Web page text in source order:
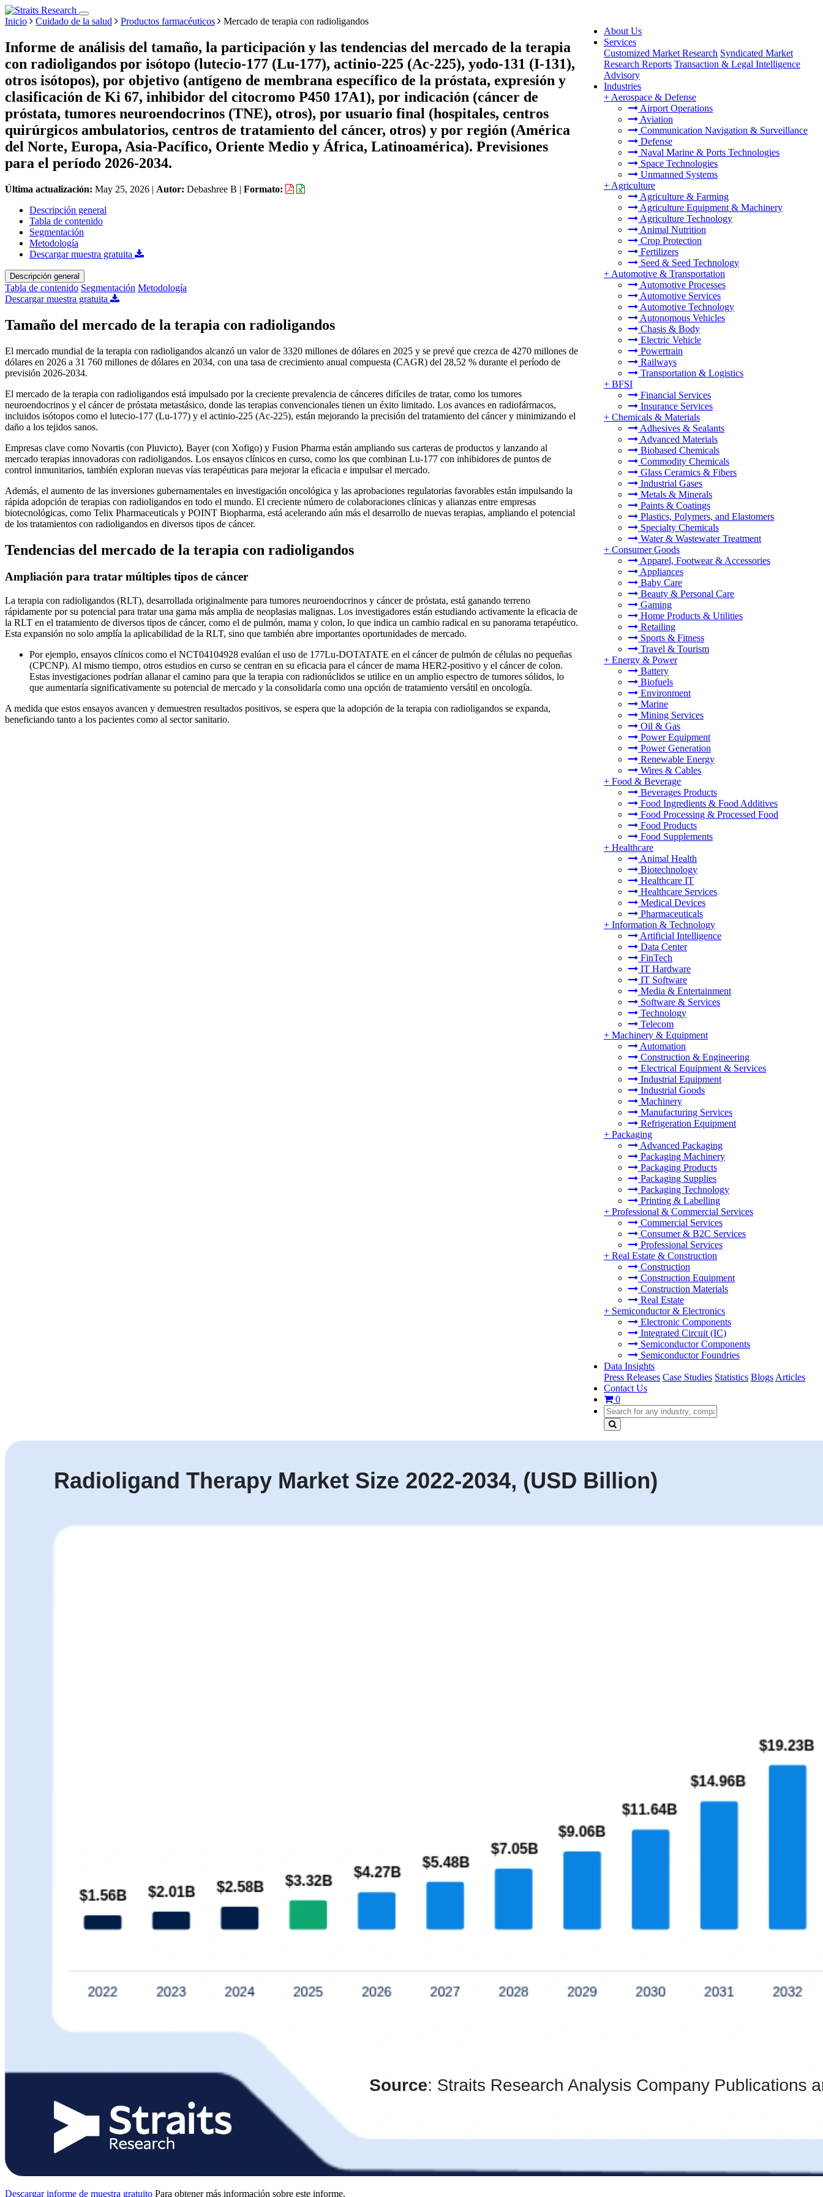
About Us
Services
Customized Market Research Syndicated Market
Research Reports Transaction & Legal Intelligence
Advisory
Industries
+ Aerospace & Defense
Airport Operations
Aviation
Communication Navigation & Surveillance
Defense
Naval Marine & Ports Technologies
Space Technologies
Unmanned Systems
+ Agriculture
Agriculture & Farming
Agriculture Equipment & Machinery
Agriculture Technology
Animal Nutrition
Crop Protection
Fertilizers
Seed & Seed Technology
+ Automotive & Transportation
Automotive Processes
Automotive Services
Automotive Technology
Autonomous Vehicles
Chasis & Body
Electric Vehicle
Powertrain
Railways
Transportation & Logistics
+ BFSI
Financial Services
Insurance Services
+ Chemicals & Materials
Adhesives & Sealants
Advanced Materials
Biobased Chemicals
Commodity Chemicals
Glass Ceramics & Fibers
Industrial Gases
Metals & Minerals
Paints & Coatings
Plastics, Polymers, and Elastomers
Specialty Chemicals
Water & Wastewater Treatment
+ Consumer Goods
Apparel, Footwear & Accessories
Appliances
Baby Care
Beauty & Personal Care
Gaming
Home Products & Utilities
Retailing
Sports & Fitness
Travel & Tourism
+ Energy & Power
Battery
Biofuels
Environment
Marine
Mining Services
Oil & Gas
Power Equipment
Power Generation
Renewable Energy
Wires & Cables
+ Food & Beverage
Beverages Products
Food Ingredients & Food Additives
Food Processing & Processed Food
Food Products
Food Supplements
+ Healthcare
Animal Health
Biotechnology
Healthcare IT
Healthcare Services
Medical Devices
Pharmaceuticals
+ Information & Technology
Artificial Intelligence
Data Center
FinTech
IT Hardware
IT Software
Media & Entertainment
Software & Services
Technology
Telecom
+ Machinery & Equipment
Automation
Construction & Engineering
Electrical Equipment & Services
Industrial Equipment
Industrial Goods
Machinery
Manufacturing Services
Refrigeration Equipment
+ Packaging
Advanced Packaging
Packaging Machinery
Packaging Products
Packaging Supplies
Packaging Technology
Printing & Labelling
+ Professional & Commercial Services
Commercial Services
Consumer & B2C Services
Professional Services
+ Real Estate & Construction
Construction
Construction Equipment
Construction Materials
Real Estate
+ Semiconductor & Electronics
Electronic Components
Integrated Circuit (IC)
Semiconductor Components
Semiconductor Foundries
Data Insights
Press Releases Case Studies Statistics Blogs Articles
Contact Us
0
Inicio Cuidado de la salud Productos farmacéuticos Mercado de terapia con radioligandos
Informe de análisis del tamaño, la participación y las tendencias del mercado de la terapia
con radioligandos por isótopo (lutecio-177 (Lu-177), actinio-225 (Ac-225), yodo-131 (I-131),
otros isótopos), por objetivo (antígeno de membrana específico de la próstata, expresión y
clasificación de Ki 67, inhibidor del citocromo P450 17A1), por indicación (cáncer de
próstata, tumores neuroendocrinos (TNE), otros), por usuario final (hospitales, centros
quirúrgicos ambulatorios, centros de tratamiento del cáncer, otros) y por región (América
del Norte, Europa, Asia-Pacífico, Oriente Medio y África, Latinoamérica). Previsiones
para el período 2026-2034.
Última actualización: May 25, 2026 | Autor: Debashree B | Formato:
Descripción general
Tabla de contenido
Segmentación
Metodología
Descargar muestra gratuita
Descripción general
Tabla de contenido Segmentación Metodología
Descargar muestra gratuita
Tamaño del mercado de la terapia con radioligandos
El mercado mundial de la terapia con radioligandos alcanzó un valor de 3320 millones de dólares en 2025 y se prevé que crezca de 4270 millones de
dólares en 2026 a 31 760 millones de dólares en 2034, con una tasa de crecimiento anual compuesta (CAGR) del 28,52 % durante el período de
previsión 2026-2034.
El mercado de la terapia con radioligandos está impulsado por la creciente prevalencia de cánceres difíciles de tratar, como los tumores
neuroendocrinos y el cáncer de próstata metastásico, donde las terapias convencionales tienen un éxito limitado. Los avances en radiofármacos,
incluidos isótopos como el lutecio-177 (Lu-177) y el actinio-225 (Ac-225), están mejorando la precisión del tratamiento del cáncer y minimizando el
daño a los tejidos sanos.
Empresas clave como Novartis (con Pluvicto), Bayer (con Xofigo) y Fusion Pharma están ampliando sus carteras de productos y lanzando al
mercado terapias innovadoras con radioligandos. Los ensayos clínicos en curso, como los que combinan Lu-177 con inhibidores de puntos de
control inmunitarios, también exploran nuevas vías terapéuticas para mejorar la eficacia e impulsar el mercado.
Además, el aumento de las inversiones gubernamentales en investigación oncológica y las aprobaciones regulatorias favorables están impulsando la
rápida adopción de terapias con radioligandos en todo el mundo. El creciente número de colaboraciones clínicas y alianzas entre empresas
biotecnológicas, como Telix Pharmaceuticals y POINT Biopharma, está acelerando aún más el desarrollo de nuevas terapias, ampliando el potencial
de los tratamientos con radioligandos en diversos tipos de cáncer.
Tendencias del mercado de la terapia con radioligandos
Ampliación para tratar múltiples tipos de cáncer
La terapia con radioligandos (RLT), desarrollada originalmente para tumores neuroendocrinos y cáncer de próstata, está ganando terreno
rápidamente por su potencial para tratar una gama más amplia de neoplasias malignas. Los investigadores están estudiando activamente la eficacia de
la RLT en el tratamiento de diversos tipos de cáncer, como el de pulmón, mama y colon, lo que indica un cambio radical en su panorama terapéutico.
Esta expansión no solo amplía la aplicabilidad de la RLT, sino que también abre importantes oportunidades de mercado.
Por ejemplo, ensayos clínicos como el NCT04104928 evalúan el uso de 177Lu-DOTATATE en el cáncer de pulmón de células no pequeñas
(CPCNP). Al mismo tiempo, otros estudios en curso se centran en su eficacia para el cáncer de mama HER2-positivo y el cáncer de colon.
Estas investigaciones podrían allanar el camino para que la terapia con radionúclidos se utilice en un amplio espectro de tumores sólidos, lo
que aumentaría significativamente su potencial de mercado y la consolidaría como una opción de tratamiento versátil en oncología.
A medida que estos ensayos avancen y demuestren resultados positivos, se espera que la adopción de la terapia con radioligandos se expanda,
beneficiando tanto a los pacientes como al sector sanitario.
Descargar informe de muestra gratuito Para obtener más información sobre este informe,